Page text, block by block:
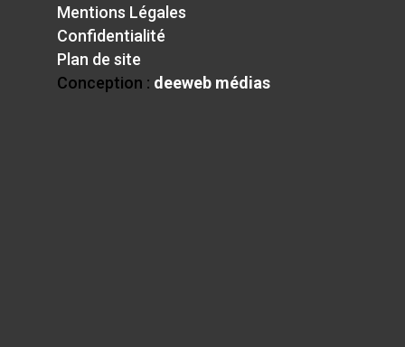
Mentions Légales
Confidentialité
Plan de site
Conception : deeweb médias